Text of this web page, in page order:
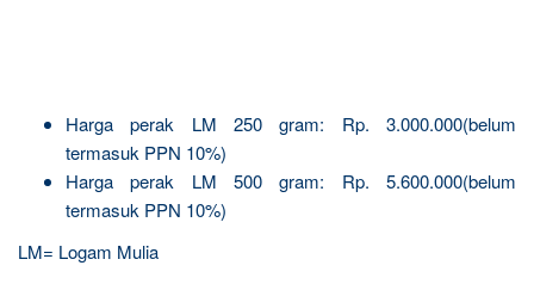
Harga perak LM 250 gram: Rp. 3.000.000(belum
termasuk PPN 10%)
Harga perak LM 500 gram: Rp. 5.600.000(belum
termasuk PPN 10%)
LM= Logam Mulia